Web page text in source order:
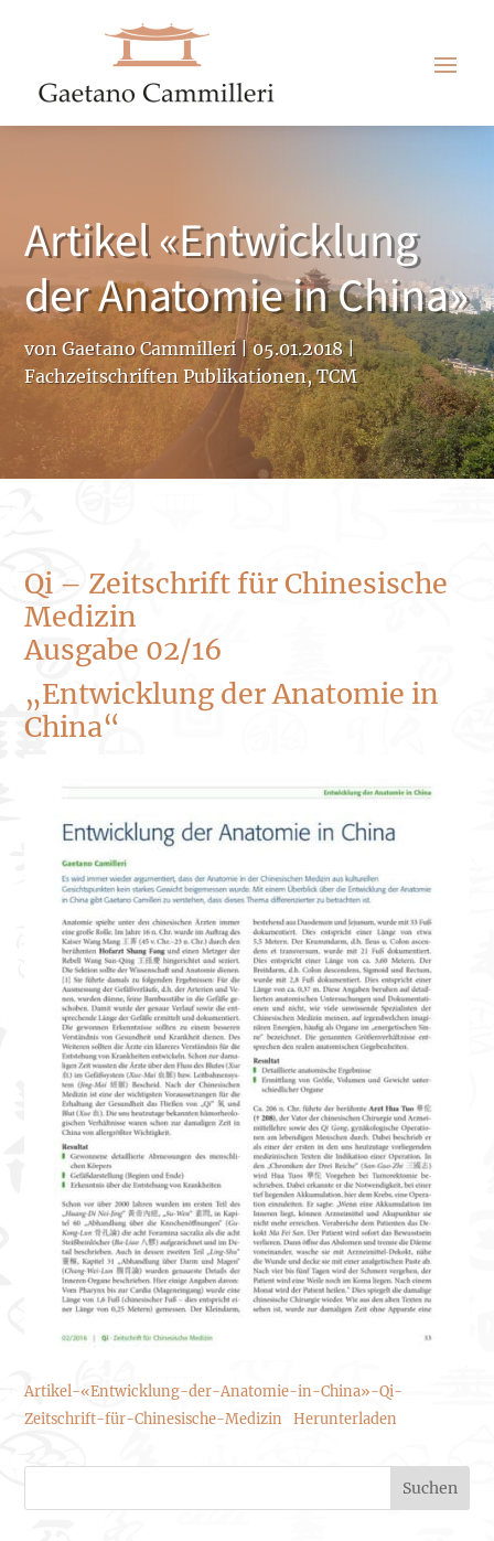
Artikel «Entwicklung
der Anatomie in China»
vonGaetano Cammilleri |05.01.2018|
Fachzeitschriften Publikationen,TCM
Qi – Zeitschrift für Chinesische
Medizin
Ausgabe 02/16
„Entwicklung der Anatomie in
China“
Artikel-«Entwicklung-der-Anatomie-in-China»-Qi-
Zeitschrift-für-Chinesische-Medizin
Herunterladen
Suchen